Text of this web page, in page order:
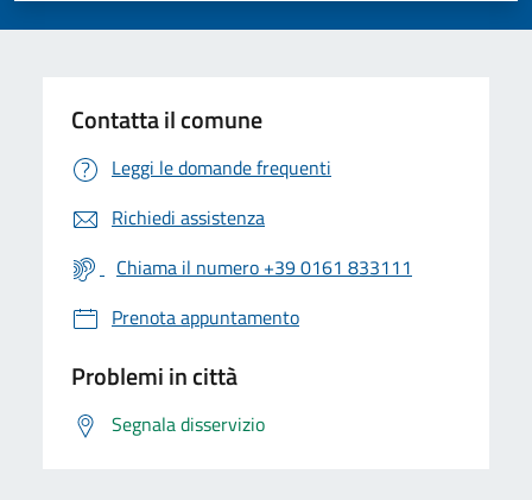
Contatta il comune
Leggi le domande frequenti
Richiedi assistenza
Chiama il numero +39 0161 833111
Prenota appuntamento
Problemi in città
Segnala disservizio